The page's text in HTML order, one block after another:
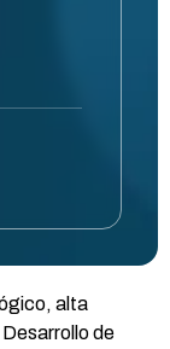
alta
de